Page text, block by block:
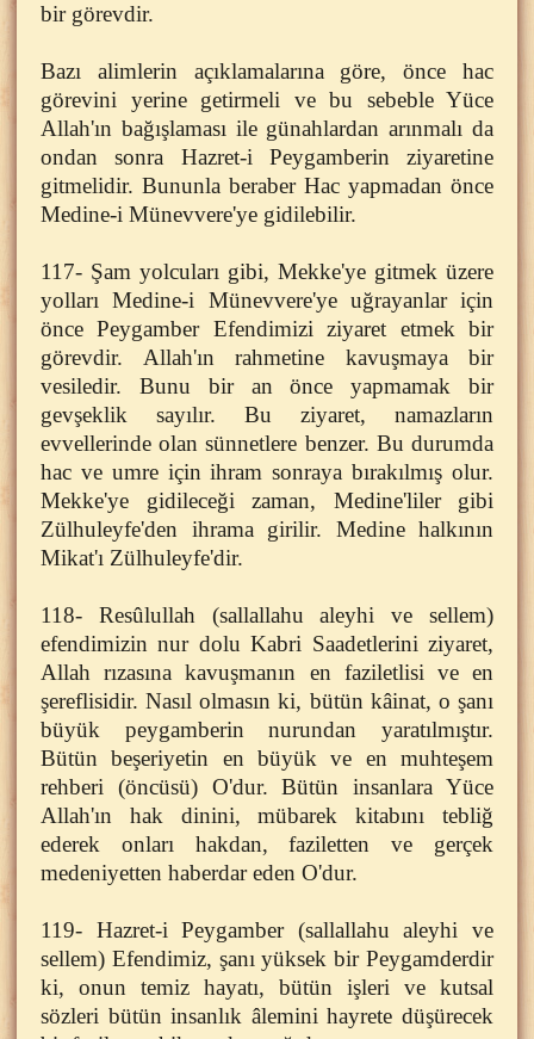
bir görevdir.
Bazı alimlerin açıklamalarına göre, önce hac
görevini yerine getirmeli ve bu sebeble Yüce
Allah'ın bağışlaması ile günahlardan arınmalı da
ondan sonra Hazret-i Peygamberin ziyaretine
gitmelidir. Bununla beraber Hac yapmadan önce
Medine-i Münevvere'ye gidilebilir.
117- Şam yolcuları gibi, Mekke'ye gitmek üzere
yolları Medine-i Münevvere'ye uğrayanlar için
önce Peygamber Efendimizi ziyaret etmek bir
görevdir. Allah'ın rahmetine kavuşmaya bir
vesiledir. Bunu bir an önce yapmamak bir
gevşeklik sayılır. Bu ziyaret, namazların
evvellerinde olan sünnetlere benzer. Bu durumda
hac ve umre için ihram sonraya bırakılmış olur.
Mekke'ye gidileceği zaman, Medine'liler gibi
Zülhuleyfe'den ihrama girilir. Medine halkının
Mikat'ı Zülhuleyfe'dir.
118- Resûlullah (sallallahu aleyhi ve sellem)
efendimizin nur dolu Kabri Saadetlerini ziyaret,
Allah rızasına kavuşmanın en faziletlisi ve en
şereflisidir. Nasıl olmasın ki, bütün kâinat, o şanı
büyük peygamberin nurundan yaratılmıştır.
Bütün beşeriyetin en büyük ve en muhteşem
rehberi (öncüsü) O'dur. Bütün insanlara Yüce
Allah'ın hak dinini, mübarek kitabını tebliğ
ederek onları hakdan, faziletten ve gerçek
medeniyetten haberdar eden O'dur.
119- Hazret-i Peygamber (sallallahu aleyhi ve
sellem) Efendimiz, şanı yüksek bir Peygamderdir
ki, onun temiz hayatı, bütün işleri ve kutsal
sözleri bütün insanlık âlemini hayrete düşürecek